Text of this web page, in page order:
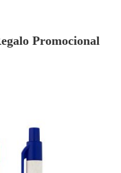
Promocional